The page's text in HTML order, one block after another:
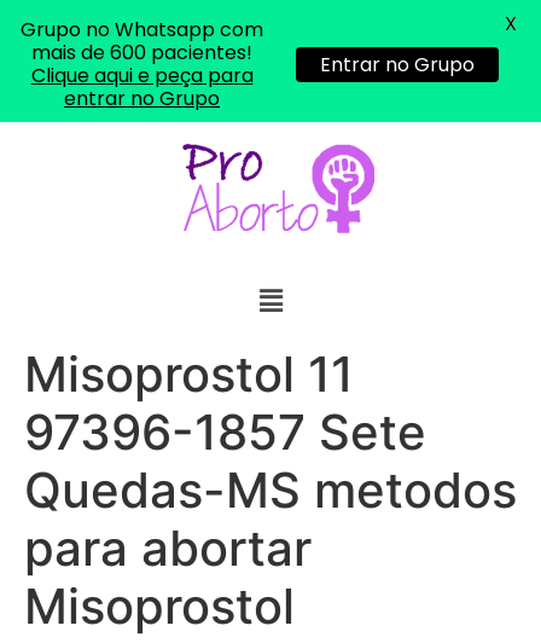
Misoprostol 11
97396-1857 Sete
Quedas-MS metodos
para abortar
Misoprostol
Grupo no Whatsapp com
mais de 600 pacientes!
Clique aqui e peça para
entrar no Grupo
Entrar no Grupo
X
... (1998989**** em
http://www.proaborto.com)
"só de ter dúvida já é uma
resposta" muito isso, disse tudo